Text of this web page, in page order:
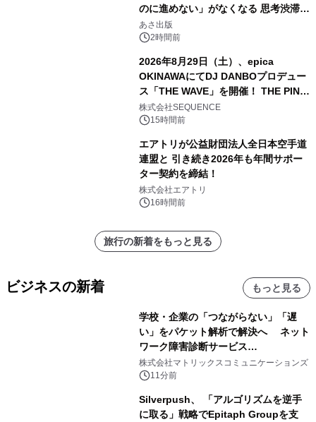
のに進めない」がなくなる 思考渋滞か
ら抜け出す方法』2026年8月25日
（火）発売
あさ出版
2時間前
2026年8月29日（土）、epica
OKINAWAにてDJ DANBOプロデュー
ス「THE WAVE」を開催！ THE PINK
TOKYO所属のPINK DANCERS4名が
出演決定
株式会社SEQUENCE
15時間前
エアトリが公益財団法人全日本空手道
連盟と 引き続き2026年も年間サポー
ター契約を締結！
株式会社エアトリ
16時間前
旅行の新着をもっと見る
ビジネスの新着 もっと見る
学校・企業の「つながらない」「遅
い」をパケット解析で解決へ ネット
ワーク障害診断サービス
「Sonarman」の一般販売を開始
株式会社マトリックスコミュニケーションズ
11分前
Silverpush、 「アルゴリズムを逆手
に取る」戦略でEpitaph Groupを支